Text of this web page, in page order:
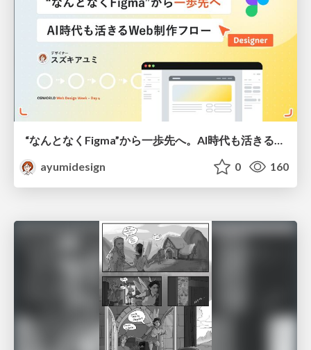
“なんとなくFigma”から一歩先へ。AI時代も活きるWeb制作フロー
ayumidesign
0 160